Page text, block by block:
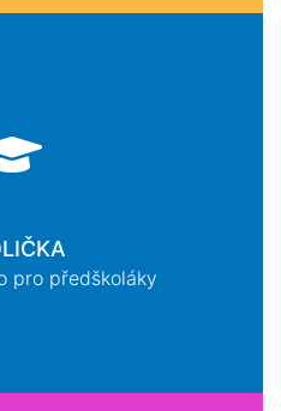
pro předškoláky